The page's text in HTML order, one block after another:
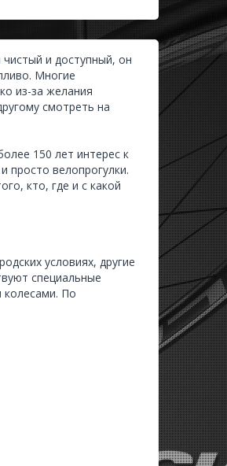
и доступный, он
Многие
из-за желания
смотреть на
150 лет интерес к
просто велопрогулки.
кто, где и с какой
условиях, другие
специальные
колесами. По